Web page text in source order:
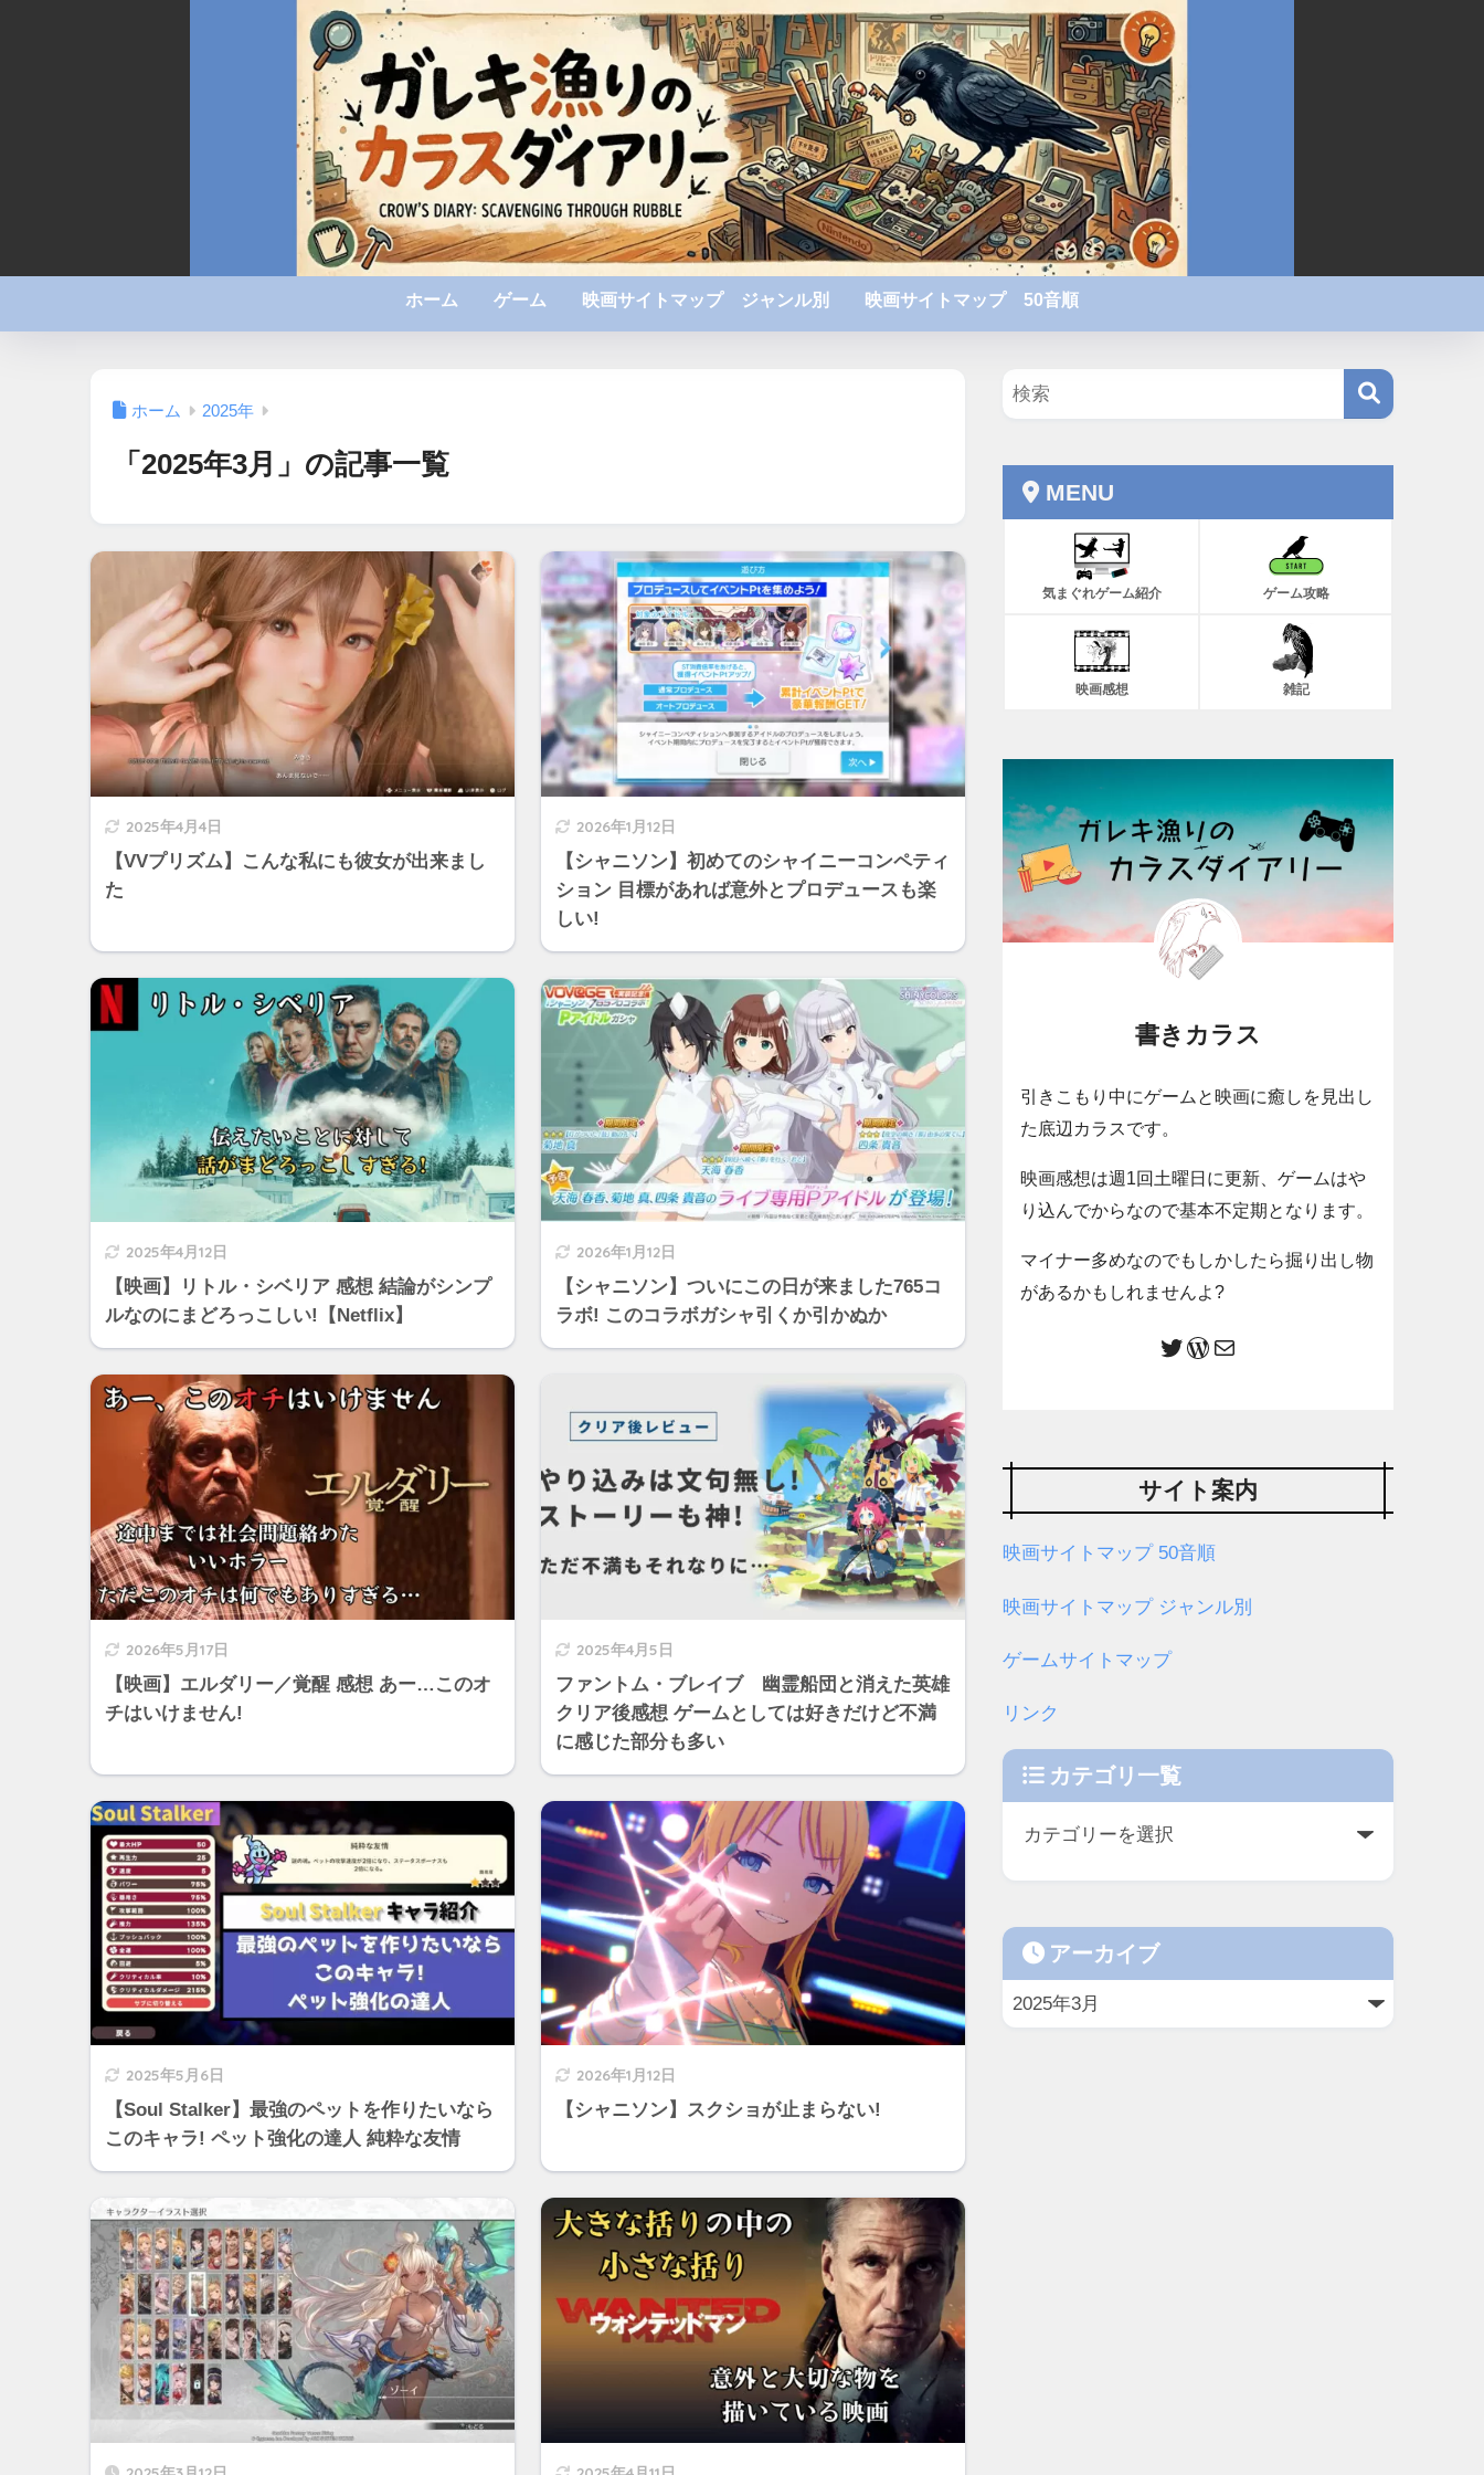
ホーム ゲーム 映画サイトマップ ジャンル別 映画サイトマップ 50音順
ホーム 2025年
「2025年3月」の記事一覧
2025年4月4日
【VVプリズム】こんな私にも彼女が出来まし
た
2026年1月12日
【シャニソン】初めてのシャイニーコンペティ
ション 目標があれば意外とプロデュースも楽
しい!
2025年4月12日
【映画】リトル・シベリア 感想 結論がシンプ
ルなのにまどろっこしい!【Netflix】
2026年1月12日
【シャニソン】ついにこの日が来ました765コ
ラボ! このコラボガシャ引くか引かぬか
2026年5月17日
【映画】エルダリー／覚醒 感想 あー…このオ
チはいけません!
2025年4月5日
ファントム・ブレイブ 幽霊船団と消えた英雄
クリア後感想 ゲームとしては好きだけど不満
に感じた部分も多い
2025年5月6日
【Soul Stalker】最強のペットを作りたいなら
このキャラ! ペット強化の達人 純粋な友情
2026年1月12日
【シャニソン】スクショが止まらない!
MENU
気まぐれゲーム紹介 ゲーム攻略
映画感想 雑記
書きカラス
引きこもり中にゲームと映画に癒しを見出し
た底辺カラスです。
映画感想は週1回土曜日に更新、ゲームはや
り込んでからなので基本不定期となります。
マイナー多めなのでもしかしたら掘り出し物
があるかもしれませんよ?
サイト案内
映画サイトマップ 50音順
映画サイトマップ ジャンル別
ゲームサイトマップ
リンク
カテゴリ一覧
アーカイブ